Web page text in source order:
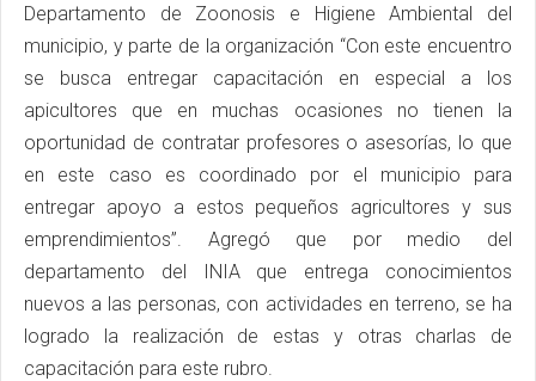
Departamento de Zoonosis e Higiene Ambiental del
municipio, y parte de la organización “Con este encuentro
se busca entregar capacitación en especial a los
apicultores que en muchas ocasiones no tienen la
oportunidad de contratar profesores o asesorías, lo que
en este caso es coordinado por el municipio para
entregar apoyo a estos pequeños agricultores y sus
emprendimientos”. Agregó que por medio del
departamento del INIA que entrega conocimientos
nuevos a las personas, con actividades en terreno, se ha
logrado la realización de estas y otras charlas de
capacitación para este rubro.